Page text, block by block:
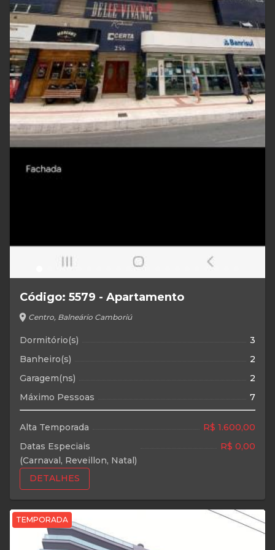
Código: 5579 - Apartamento
location_on Centro, Balneário Camboriú
Dormitório(s)
3
Banheiro(s)
2
Garagem(ns)
2
Máximo Pessoas
7
Alta Temporada
R$ 1.600,00
Datas Especiais
(Carnaval, Reveillon, Natal)
R$ 0,00
DETALHES
TEMPORADA